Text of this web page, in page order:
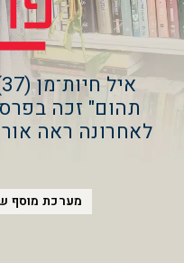
תהום" זכה
לאחרונה ראה
מערכת מוסף